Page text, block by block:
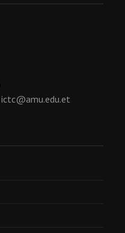
ictc@amu.edu.et